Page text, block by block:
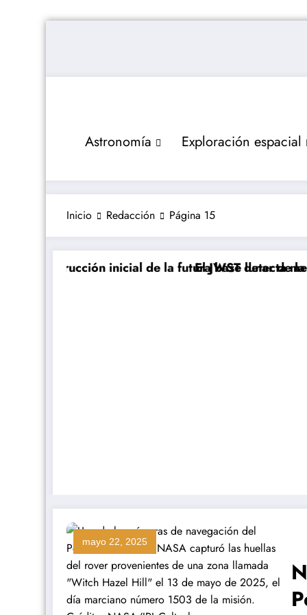
Astronomía Exploración espacial
Inicio Redacción Página 15
inicial de la futura base lunar de la
El JWST detecta metano
mayo 22, 2025